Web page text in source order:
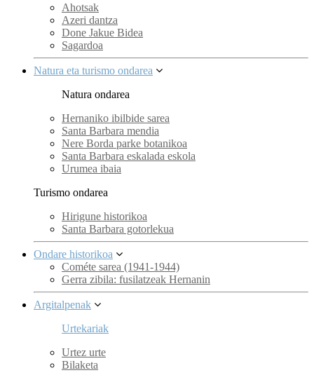
Ahotsak
Azeri dantza
Done Jakue Bidea
Sagardoa
Natura eta turismo ondarea
Natura ondarea
Hernaniko ibilbide sarea
Santa Barbara mendia
Nere Borda parke botanikoa
Santa Barbara eskalada eskola
Urumea ibaia
Turismo ondarea
Hirigune historikoa
Santa Barbara gotorlekua
Ondare historikoa
Cométe sarea (1941-1944)
Gerra zibila: fusilatzeak Hernanin
Argitalpenak
Urtekariak
Urtez urte
Bilaketa